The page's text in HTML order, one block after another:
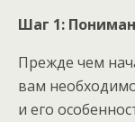
Шаг 1:
Прежде чем
вам
и его